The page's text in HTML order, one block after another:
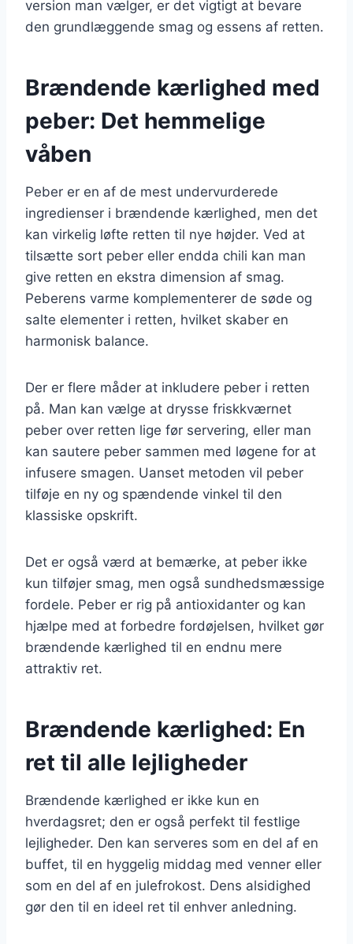
version man vælger, er det vigtigt at bevare
den grundlæggende smag og essens af retten.
Brændende kærlighed med
peber: Det hemmelige
våben
Peber er en af de mest undervurderede
ingredienser i brændende kærlighed, men det
kan virkelig løfte retten til nye højder. Ved at
tilsætte sort peber eller endda chili kan man
give retten en ekstra dimension af smag.
Peberens varme komplementerer de søde og
salte elementer i retten, hvilket skaber en
harmonisk balance.
Der er flere måder at inkludere peber i retten
på. Man kan vælge at drysse friskkværnet
peber over retten lige før servering, eller man
kan sautere peber sammen med løgene for at
infusere smagen. Uanset metoden vil peber
tilføje en ny og spændende vinkel til den
klassiske opskrift.
Det er også værd at bemærke, at peber ikke
kun tilføjer smag, men også sundhedsmæssige
fordele. Peber er rig på antioxidanter og kan
hjælpe med at forbedre fordøjelsen, hvilket gør
brændende kærlighed til en endnu mere
attraktiv ret.
Brændende kærlighed: En
ret til alle lejligheder
Brændende kærlighed er ikke kun en
hverdagsret; den er også perfekt til festlige
lejligheder. Den kan serveres som en del af en
buffet, til en hyggelig middag med venner eller
som en del af en julefrokost. Dens alsidighed
gør den til en ideel ret til enhver anledning.